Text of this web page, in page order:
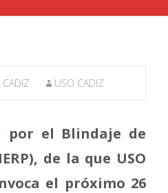
USO CADIZ
por el Blindaje de
de la que USO
el próximo 26